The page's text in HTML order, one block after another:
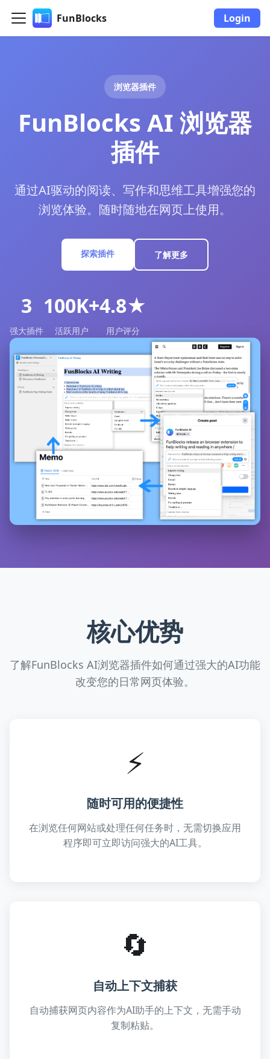
FunBlocks Login
浏览器插件
FunBlocks AI 浏览器
插件
通过AI驱动的阅读、写作和思维工具增强您的
浏览体验。随时随地在网页上使用。
探索插件 了解更多
3
强大插件
100K+
活跃用户
4.8★
用户评分
核心优势
了解FunBlocks AI浏览器插件如何通过强大的AI功能
改变您的日常网页体验。
⚡
随时可用的便捷性
在浏览任何网站或处理任何任务时，无需切换应用
程序即可立即访问强大的AI工具。
🔄
自动上下文捕获
自动捕获网页内容作为AI助手的上下文，无需手动
复制粘贴。